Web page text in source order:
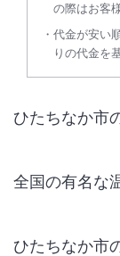
の際はお客
代金が安い
りの代金を
ひたちなか市
全国の有名な
ひたちなか市